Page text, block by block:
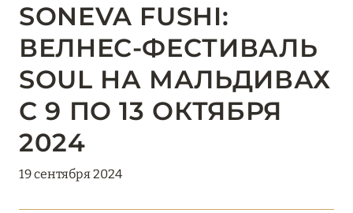
SONEVA FUSHI:
ВЕЛНЕС-ФЕСТИВАЛЬ
SOUL НА МАЛЬДИВАХ
С 9 ПО 13 ОКТЯБРЯ
2024
19 сентября 2024
Подробнее
01 июня 2026
JUMEIRAH OLHAHALI ISLAND MALDIVES: ВАШ
ОАЗИС ТЕПЛА И ИЗЫСКАННОСТИ